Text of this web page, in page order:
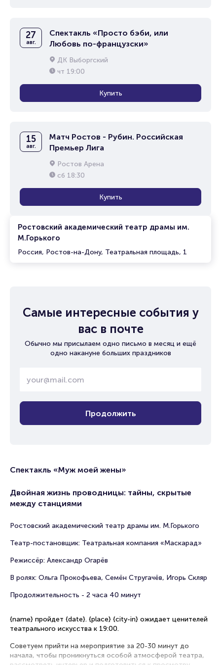
Ростовский академический театр драмы им.
М.Горького
Россия, Ростов-на-Дону, Театральная площадь, 1
27
авг.
Спектакль «Просто бэби, или
Любовь по-французски»
ДК Выборгский
чт 19:00
Купить
15
авг.
Матч Ростов - Рубин. Российская
Премьер Лига
Ростов Арена
сб 18:30
Купить
Самые интересные события у
вас в почте
Обычно мы присылаем одно письмо в месяц и ещё
одно накануне больших праздников
Продолжить
Спектакль «Муж моей жены»
Двойная жизнь проводницы: тайны, скрытые
между станциями
Ростовский академический театр драмы им. М.Горького
Театр-постановщик: Театральная компания «Маскарад»
Режиссёр: Александр Огарёв
В ролях: Ольга Прокофьева, Семён Стругачёв, Игорь Скляр
Продолжительность - 2 часа 40 минут
{name} пройдет {date}. {place} {city-in} ожидает ценителей
театрального искусства к 19:00.
Советуем прийти на мероприятие за 20-30 минут до
начала, чтобы проникнуться особой атмосферой театра,